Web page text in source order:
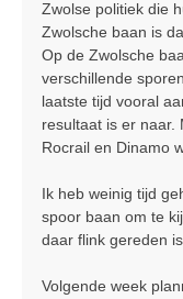
h
Zwolse politiek die
Zwolsche baan is
Op de Zwolsche
verschillende
laatste tijd vooral
resultaat is er naar.
Rocrail en Dinamo
Ik heb weinig tijd
spoor baan om te
daar flink gereden
Volgende week